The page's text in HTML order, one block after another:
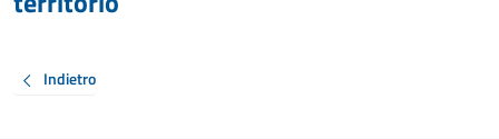
Indietro